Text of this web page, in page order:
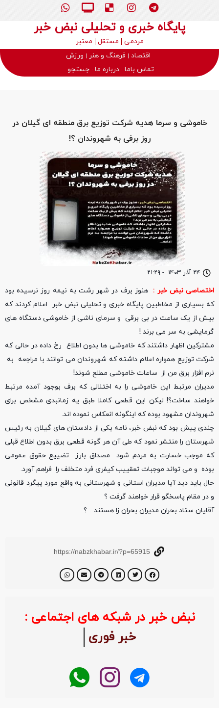
پایگاه خبری و تحلیلی نبض خبر
مردمی مستقل
معتبر
اقتصاد
فرهنگ و هنر
ورزش
تماس باما درباره ما جستجو
۲۴ آذر ۱۴۰۳ - ۲۱:۲۹
خاموشی و سرما هدیه شرکت توزیع برق منطقه ای گیلان در
روز برفی به شهروندان ؟!
اختصاصی نبض خبر : هنوز برف در شهر رشت به نیمه روز نرسیده بود
که بسیاری از مخاطبین پایگاه خبری و تحلیلی نبض خبر اعلام کردند که
بیش از یک ساعت در بی برقی و سرمای ناشی از خاموشی دستگاه های
گرمایشی به سر می برند !
مشترکین اظهار داشتند که خاموشی ها بدون اطلاع رخ داده در حالی که
شرکت توزیع همواره اعلام داشته که شهروندان می توانند با مراجعه به
نرم افزار برق من از ساعات خاموشی مطلع شوند!
مدیران مرتبط این خاموشی را به اختلالی که برف بوجود آمده مرتبط
خواهند ساخت؟! لیکن این قطعی کاملا طبق یه زمانبدی مشخص برای
شهروندان مشهود بوده که اینگونه انعکاس نموده اند.
چندی پیش بود که نبض خبر، نامه یکی از دادستان های گیلان به رئیس
شهرستان را منتشر نمود که طی آن هر گونه قطعی برق بدون اطلاع قبلی
که موجب خسارت به مردم شود مصداق بارز تضییع حقوق عمومی
بوده و می تواند موجبات تعقییب کیفری فرد متخلف را فراهم آورد.
حال باید دید آیا مدیران استانی و شهرستانی به واقع مورد پیگرد قانونی
و در مقام پاسخگو قرار خواهند گرفت ؟
آقایان ستاد بحران مدیران بحران زا هستند…؟
https://nabzkhabar.ir/?p=65915
نبض خبر در شبکه های اجتماعی :
خبر فوری